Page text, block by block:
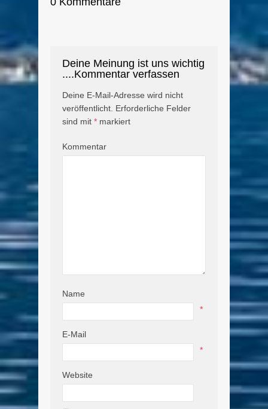
Deine Meinung ist uns wichtig
....Kommentar verfassen
Deine E-Mail-Adresse wird nicht
veröffentlicht. Erforderliche Felder
sind mit * markiert
Kommentar
Name
*
E-Mail
*
Website